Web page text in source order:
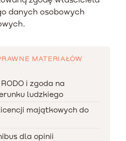
danych osobowych
MATERIAŁÓW
i zgoda na
ludzkiego
majątkowych do
dla opinii